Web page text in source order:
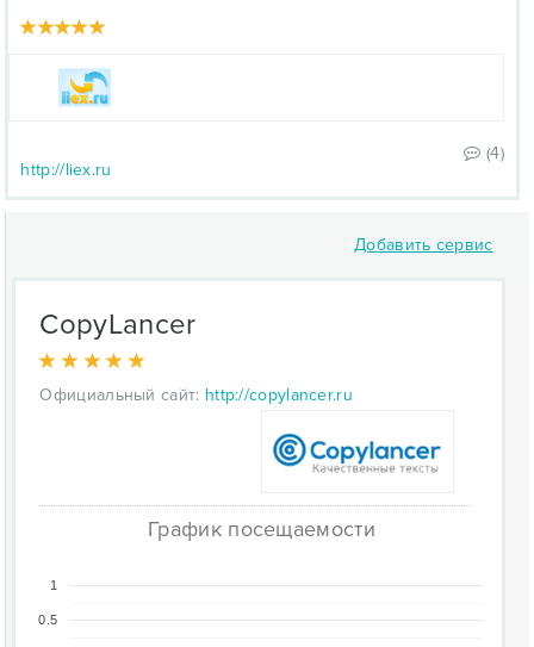
(4)
http://liex.ru
Добавить сервис
CopyLancer
Официальный сайт: http://copylancer.ru
График посещаемости
0.5
1